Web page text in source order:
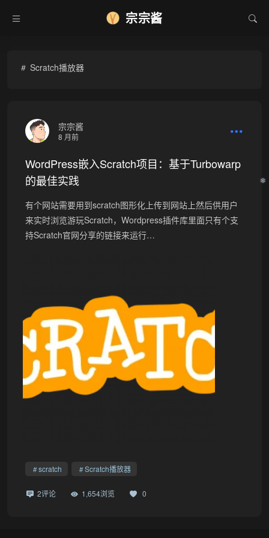
宗宗酱
Scratch播放器
宗宗酱
8 月前
WordPress嵌入Scratch项目：基于Turbowarp
的最佳实践
有个网站需要用到scratch图形化上传到网站上然后供用户
来实时浏览游玩Scratch，Wordpress插件库里面只有个支
持Scratch官网分享的链接来运行…
scratch Scratch播放器
2评论 1,654浏览 0